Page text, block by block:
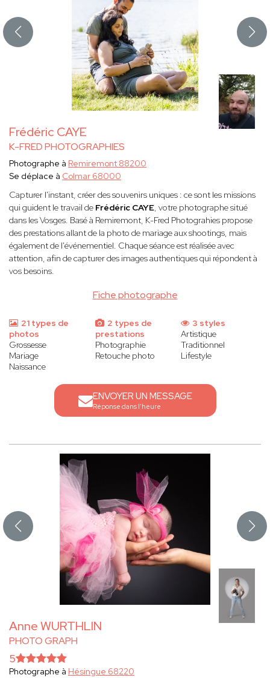
Frédéric CAYE
K-FRED PHOTOGRAPHIES
Fiche photographe
Photographe à Remiremont 88200
Se déplace à Colmar 68000
Capturer l'instant, créer des souvenirs uniques : ce sont les missions
qui guident le travail de Frédéric CAYE, votre photographe situé
dans les Vosges. Basé à Remiremont, K-Fred Photograhies propose
des prestations allant de la photo de mariage aux shootings, mais
également de l'événementiel. Chaque séance est réalisée avec
attention, afin de capturer des images authentiques qui répondent à
vos besoins.
21 types de
photos
Grossesse
Mariage
Naissance
2 types de
prestations
Photographie
Retouche photo
3 styles
Artistique
Traditionnel
Lifestyle
ENVOYER UN MESSAGE
Réponse dans l'heure
Anne WURTHLIN
PHOTO GRAPH
5
Photographe à Hésingue 68220